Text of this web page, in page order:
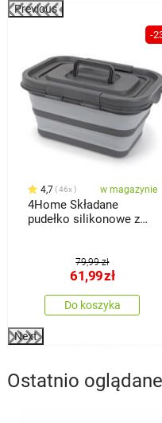
Previous
-
4,7 46x w magazynie
4Home Składane
pudełko silikonowe z
79,99 zł
61,99zł
Do koszyka
Next
Ostatnio oglądane